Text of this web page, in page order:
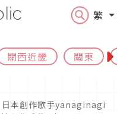
繁
關西近畿 關東
日本創作歌手yanaginagi